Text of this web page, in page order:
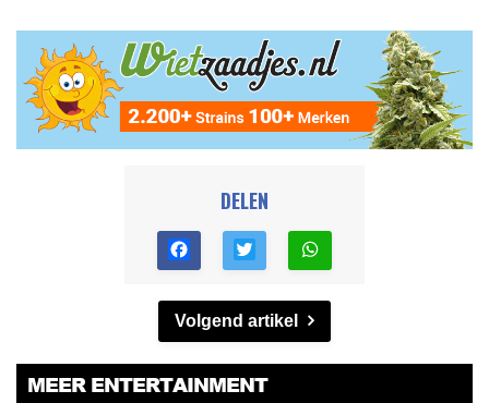
DELEN
Volgend artikel
MEER ENTERTAINMENT